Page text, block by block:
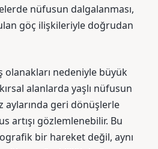
nüfusun dalgalanması,
göç ilişkileriyle doğrudan
olanakları nedeniyle büyük
alanlarda yaşlı nüfusun
aylarında geri dönüşlerle
artışı gözlemlenebilir. Bu
bir hareket değil, aynı